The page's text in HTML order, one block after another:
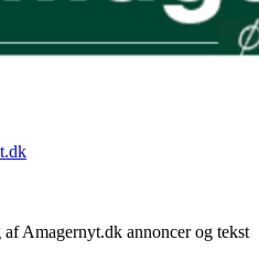
Amagernyt.dk annoncer og tekst